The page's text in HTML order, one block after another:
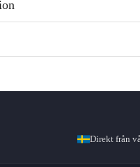
Direkt från